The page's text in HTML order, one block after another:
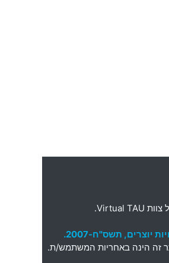
צוות Virtual TAU.
זה הינה באחריות המשתמש/ת.